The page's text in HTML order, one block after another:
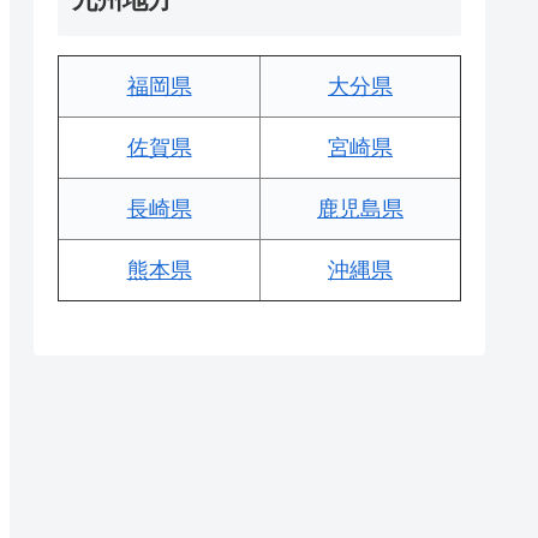
福岡県 大分県
佐賀県 宮崎県
長崎県 鹿児島県
熊本県 沖縄県